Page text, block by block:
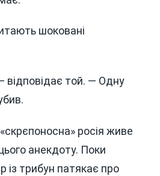
шоковані
відповідає той. — Одну
росія живе
анекдоту. Поки
із трибун патякає про